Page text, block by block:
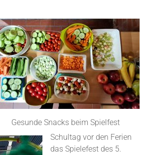
Gesunde Snacks beim Spielfest
Schultag vor den Ferien
das Spielefest des 5.